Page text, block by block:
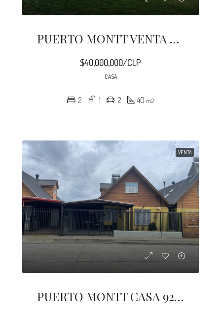
PUERTO MONTT VENTA CASAS AUTO SUSTENTABLES EN CHILE
$40,000,000/CLP
CASA
2 1 2 40 m2
VENTA
PUERTO MONTT CASA 92 M2 PANITAO